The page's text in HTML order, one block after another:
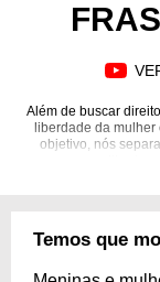
Além de buscar
liberdade da mulher
objetivo, nós
libertar
Temos que